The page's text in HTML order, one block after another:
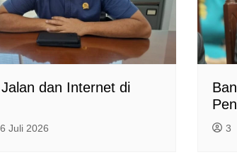
dan Internet di
Juli 2026 3